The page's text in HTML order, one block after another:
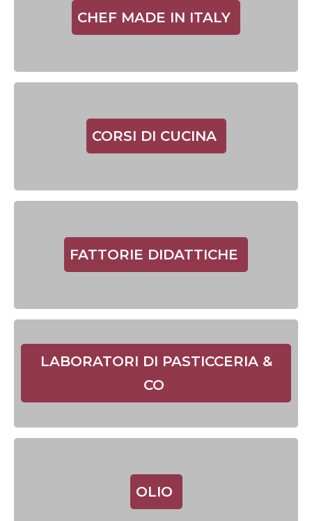
CHEF MADE IN ITALY
CORSI DI CUCINA
FATTORIE DIDATTICHE
LABORATORI DI PASTICCERIA &
CO
OLIO